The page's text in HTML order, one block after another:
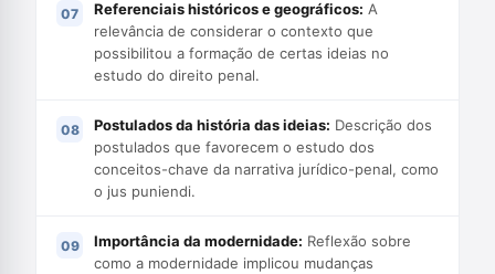
Referenciais históricos e geográficos: A
relevância de considerar o contexto que
possibilitou a formação de certas ideias no
estudo do direito penal.
Postulados da história das ideias: Descrição dos
postulados que favorecem o estudo dos
conceitos-chave da narrativa jurídico-penal, como
o jus puniendi.
Importância da modernidade: Reflexão sobre
como a modernidade implicou mudanças